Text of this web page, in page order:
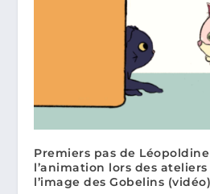
Premiers pas de
l’animation lors des ateliers
l’image des Gobelins (vidéo)